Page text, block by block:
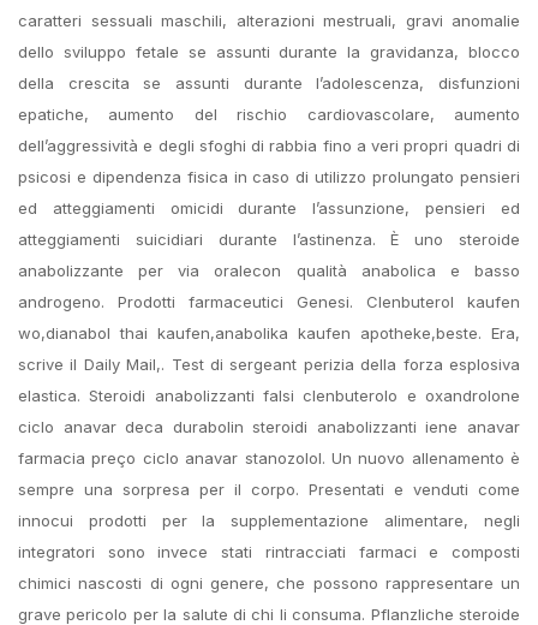
caratteri sessuali maschili, alterazioni mestruali, gravi anomalie
dello sviluppo fetale se assunti durante la gravidanza, blocco
della crescita se assunti durante l’adolescenza, disfunzioni
epatiche, aumento del rischio cardiovascolare, aumento
dell’aggressività e degli sfoghi di rabbia fino a veri propri quadri di
psicosi e dipendenza fisica in caso di utilizzo prolungato pensieri
ed atteggiamenti omicidi durante l’assunzione, pensieri ed
atteggiamenti suicidiari durante l’astinenza. È uno steroide
anabolizzante per via oralecon qualità anabolica e basso
androgeno. Prodotti farmaceutici Genesi. Clenbuterol kaufen
wo,dianabol thai kaufen,anabolika kaufen apotheke,beste. Era,
scrive il Daily Mail,. Test di sergeant perizia della forza esplosiva
elastica. Steroidi anabolizzanti falsi clenbuterolo e oxandrolone
ciclo anavar deca durabolin steroidi anabolizzanti iene anavar
farmacia preço ciclo anavar stanozolol. Un nuovo allenamento è
sempre una sorpresa per il corpo. Presentati e venduti come
innocui prodotti per la supplementazione alimentare, negli
integratori sono invece stati rintracciati farmaci e composti
chimici nascosti di ogni genere, che possono rappresentare un
grave pericolo per la salute di chi li consuma. Pflanzliche steroide